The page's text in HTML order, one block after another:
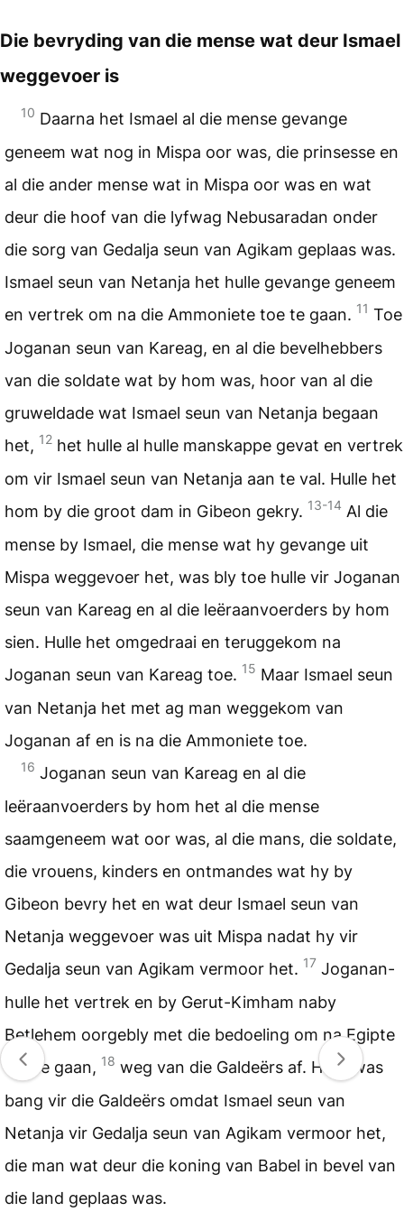
Die bevryding van die mense wat deur Ismael
weggevoer is
10 Daarna het Ismael al die mense gevange
geneem wat nog in Mispa oor was, die prinsesse en
al die ander mense wat in Mispa oor was en wat
deur die hoof van die lyfwag Nebusaradan onder
die sorg van Gedalja seun van Agikam geplaas was.
Ismael seun van Netanja het hulle gevange geneem
en vertrek om na die Ammoniete toe te gaan. 11 Toe
Joganan seun van Kareag, en al die bevelhebbers
van die soldate wat by hom was, hoor van al die
gruweldade wat Ismael seun van Netanja begaan
het, 12 het hulle al hulle manskappe gevat en vertrek
om vir Ismael seun van Netanja aan te val. Hulle het
hom by die groot dam in Gibeon gekry. 13-14 Al die
mense by Ismael, die mense wat hy gevange uit
Mispa weggevoer het, was bly toe hulle vir Joganan
seun van Kareag en al die leëraanvoerders by hom
sien. Hulle het omgedraai en teruggekom na
Joganan seun van Kareag toe. 15 Maar Ismael seun
van Netanja het met ag man weggekom van
Joganan af en is na die Ammoniete toe.
16 Joganan seun van Kareag en al die
leëraanvoerders by hom het al die mense
saamgeneem wat oor was, al die mans, die soldate,
die vrouens, kinders en ontmandes wat hy by
Gibeon bevry het en wat deur Ismael seun van
Netanja weggevoer was uit Mispa nadat hy vir
Gedalja seun van Agikam vermoor het. 17 Joganan-
hulle het vertrek en by Gerut-Kimham naby
Betlehem oorgebly met die bedoeling om na Egipte
toe te gaan, 18 weg van die Galdeërs af. Hulle was
bang vir die Galdeërs omdat Ismael seun van
Netanja vir Gedalja seun van Agikam vermoor het,
die man wat deur die koning van Babel in bevel van
die land geplaas was.